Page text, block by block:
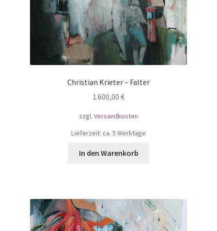
Christian Krieter – Falter
1.600,00 €
zzgl. Versandkosten
Lieferzeit: ca. 5 Werktage
In den Warenkorb